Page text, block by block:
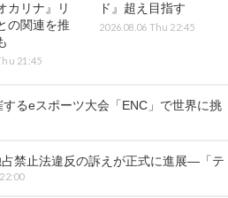
カリナ』リ
の関連を推
21:45
ド』超え目指す
2026.08.06 Thu 22:45
るeスポーツ大会「ENC」で世界に挑
禁止法違反の訴えが正式に進展―「テ